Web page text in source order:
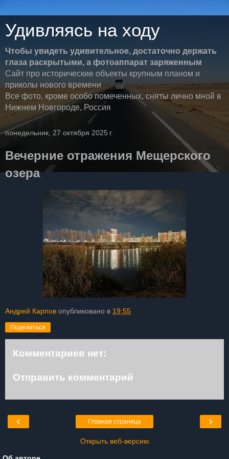
Удивляясь на ходу
Чтобы увидеть удивительное, достаточно держать
глаза раскрытыми, а фотоаппарат заряженным
Сайт про исторические объекты крупным планом и
приколы нового времени
Все фото, кроме особо помеченных, сняты лично мной в
Нижнем Новгороде, Россия
понедельник, 27 октября 2025 г.
Вечерние отражения Мещерского
озера
Андрей Карпов опубликовано в 19:55
Поделиться
Комментариев нет:
Отправить комментарий
‹ ›
Главная страница
Открыть веб-версию